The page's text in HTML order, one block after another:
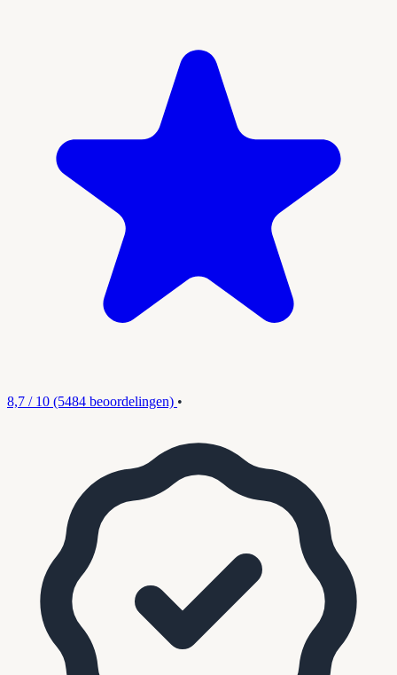
8,7 / 10 (5484 beoordelingen) •